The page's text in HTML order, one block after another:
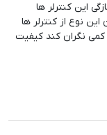
این کنترلر ها
نوع از کنترلر ها
نگران کند کیفیت